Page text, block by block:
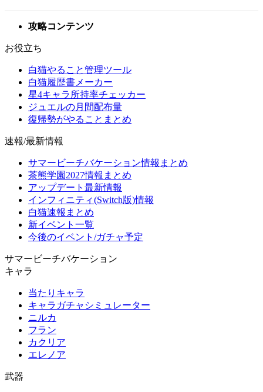
攻略コンテンツ
お役立ち
白猫やること管理ツール
白猫履歴書メーカー
星4キャラ所持率チェッカー
ジュエルの月間配布量
復帰勢がやることまとめ
速報/最新情報
サマービーチバケーション情報まとめ
茶熊学園2027情報まとめ
アップデート最新情報
インフィニティ(Switch版)情報
白猫速報まとめ
新イベント一覧
今後のイベント/ガチャ予定
サマービーチバケーション
キャラ
当たりキャラ
キャラガチャシミュレーター
ニルカ
フラン
カクリア
エレノア
武器